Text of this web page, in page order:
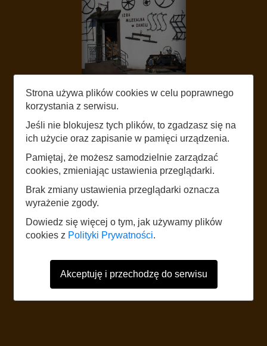
LISTEN
REGIONALNA IZBA ŚLĄSKA W
DAŃCU
START
The website uses mobile data according to the standard rates of the
network operator. It is recommended to have a tariff with mobile internet.
Foreign users should refer to the current Internet data roaming tariff table.
Strona używa plików cookies w celu poprawnego
korzystania z serwisu.
Jeśli nie blokujesz tych plików, to zgadzasz się na
ich użycie oraz zapisanie w pamięci urządzenia.
Pamiętaj, że możesz samodzielnie zarządzać
cookies, zmieniając ustawienia przeglądarki.
Brak zmiany ustawienia przeglądarki oznacza
wyrażenie zgody.
Dowiedz się więcej o tym, jak używamy plików
cookies z Polityki Prywatności.
Akceptuję i przechodzę do serwisu